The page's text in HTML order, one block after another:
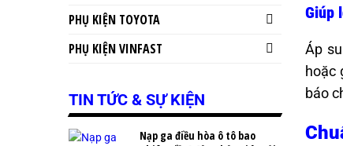
Giúp
Áp
hoặc
báo
PHỤ KIỆN TOYOTA
PHỤ KIỆN VINFAST
TIN TỨC & SỰ KIỆN
Nạp ga điều hòa ô tô bao